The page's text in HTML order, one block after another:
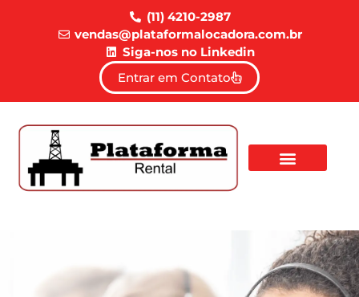
(11) 4210-2987
vendas@plataformalocadora.com.br
Siga-nos no Linkedin
Entrar em Contato